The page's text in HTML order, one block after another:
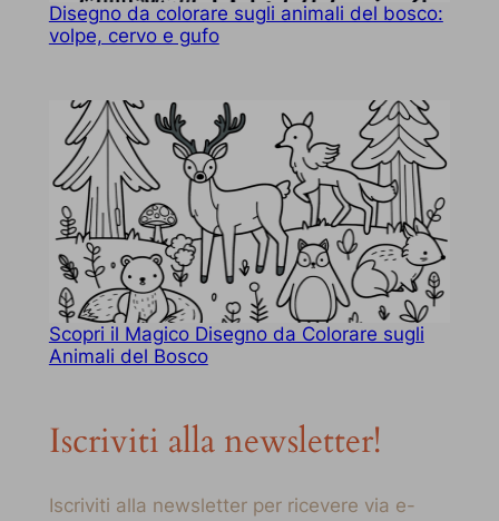
Disegno da colorare sugli animali del bosco:
volpe, cervo e gufo
Scopri il Magico Disegno da Colorare sugli
Animali del Bosco
Iscriviti alla newsletter!
Iscriviti alla newsletter per ricevere via e-